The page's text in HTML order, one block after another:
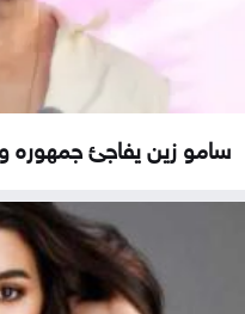
سامو زين يفاجئ جمهوره